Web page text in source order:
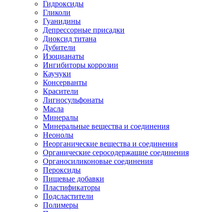
Гидроксиды
Гликоли
Гуанидины
Депрессорные присадки
Диоксид титана
Дубители
Изоцианаты
Ингибиторы коррозии
Каучуки
Консерванты
Красители
Лигносульфонаты
Масла
Минералы
Минеральные вещества и соединения
Неонолы
Неорганические вещества и соединения
Органические серосодержащие соединения
Органосиликоновые соединения
Пероксиды
Пищевые добавки
Пластификаторы
Подсластители
Полимеры